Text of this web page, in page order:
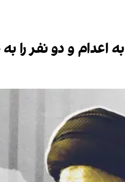
اعدام و دو نفر